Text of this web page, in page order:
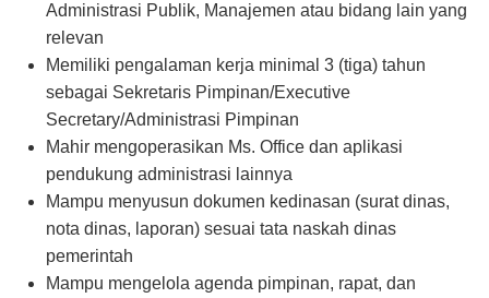
Administrasi Publik, Manajemen atau bidang lain yang
relevan
Memiliki pengalaman kerja minimal 3 (tiga) tahun
sebagai Sekretaris Pimpinan/Executive
Secretary/Administrasi Pimpinan
Mahir mengoperasikan Ms. Office dan aplikasi
pendukung administrasi lainnya
Mampu menyusun dokumen kedinasan (surat dinas,
nota dinas, laporan) sesuai tata naskah dinas
pemerintah
Mampu mengelola agenda pimpinan, rapat, dan